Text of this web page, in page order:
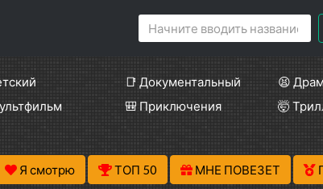
📑 Документальный
😫
🎒 Приключения
🤯
Я смотрю ТОП 50 МНЕ ПОВЕЗЕТ